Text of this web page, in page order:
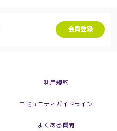
会員登録
利用規約
コミュニティガイドライン
よくある質問